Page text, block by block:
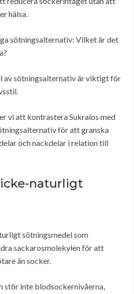
hälsa.
sötningsalternativ: Vilket är det
sötningsalternativ är viktigt för
vi att kontrastera Sukralos med
för att granska
och nackdelar i relation till
icke-naturligt
sötningsmedel som
sackarosmolekylen för att
än socker.
stör inte blodsockernivåerna,